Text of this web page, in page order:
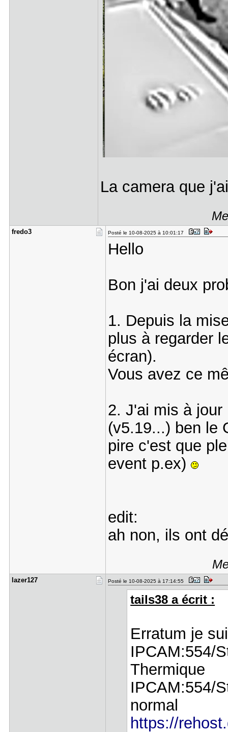
La camera que
fredo3 Posté le 10-08-2025 à 10:01:17
Hello
Bon j'ai deux
1. Depuis la
plus à regarder
écran).
Vous avez ce
2. J'ai mis à jour
(v5.19...) ben le
pire c'est que
event p.ex)
edit:
ah non, ils ont
lazer127 Posté le 10-08-2025 à 17:14:55
tails38 a écrit :
Erratum je
IPCAM:554/
Thermique
IPCAM:554/
normal
https://